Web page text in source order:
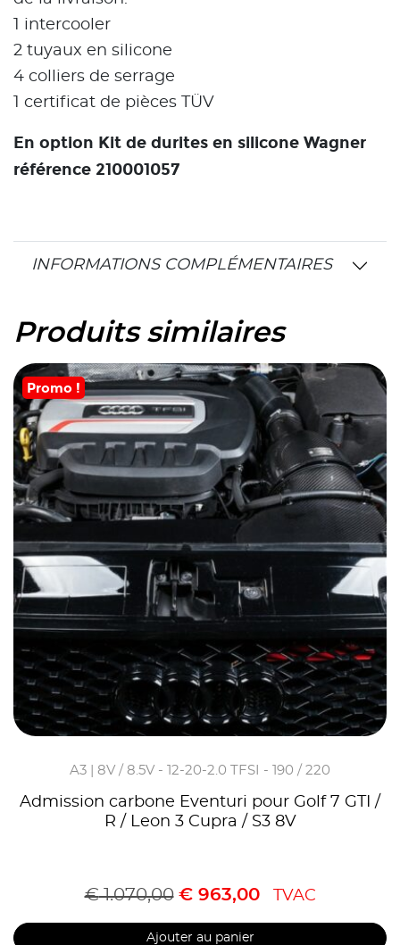
1 intercooler
2 tuyaux en silicone
4 colliers de serrage
1 certificat de pièces TÜV
En option Kit de durites en silicone Wagner
référence 210001057
INFORMATIONS COMPLÉMENTAIRES
Produits similaires
Promo !
A3 | 8V / 8.5V - 12-20-2.0 TFSI - 190 / 220
Admission carbone Eventuri pour Golf 7 GTI /
R / Leon 3 Cupra / S3 8V
€1.070,00 €963,00 TVAC
Ajouter au panier